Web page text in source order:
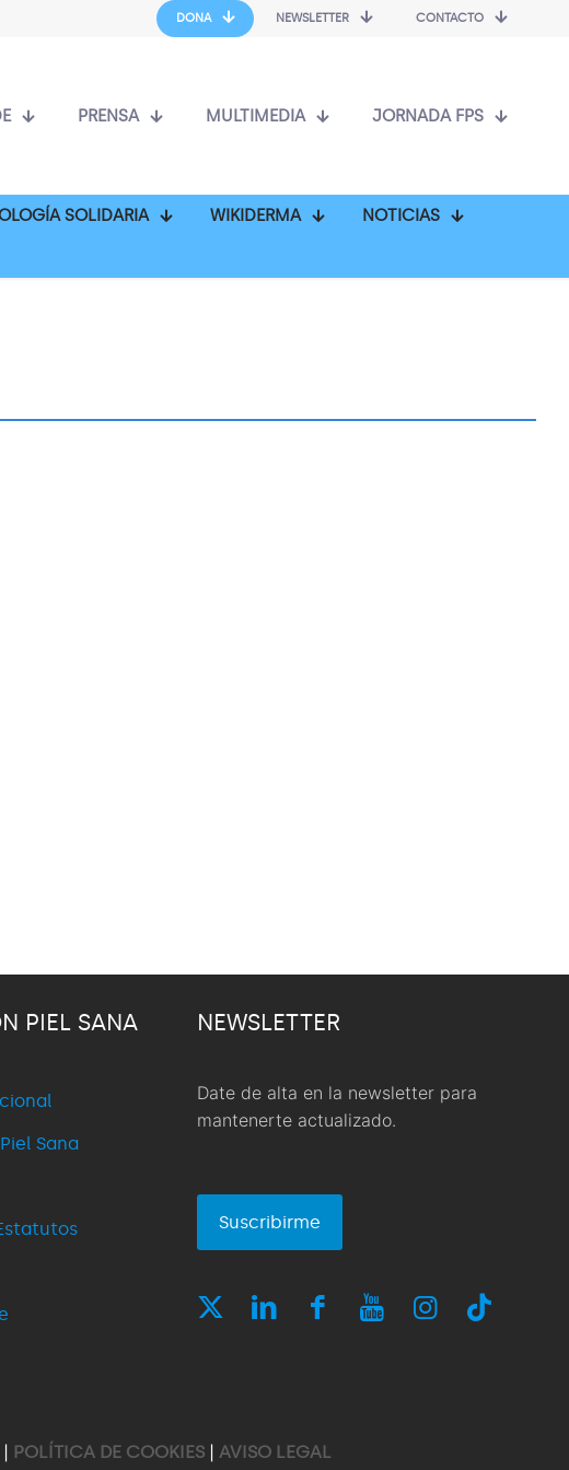
DONA NEWSLETTER CONTACTO
PRENSA MULTIMEDIA JORNADA FPS
SOLIDARIA WIKIDERMA NOTICIAS
PIEL SANA
Sana
NEWSLETTER
Date de alta en la newsletter para
mantenerte actualizado.
Suscribirme
POLÍTICA DE COOKIES| AVISO LEGAL